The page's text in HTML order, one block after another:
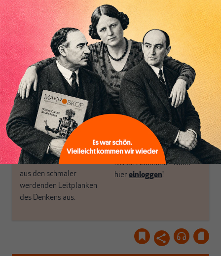
Inhaltsverzeichnis
postkeynesianischen
Perspektive und ist damit
in Deutschland einzigartig.
MAKROSKOP steht für
das große Ganze. Wir
haben einen Blick auf
Geld, Wirtschaft und
Politik, den Sie so
woanders nicht finden.
Dabei leben wir von
unseren Autoren, ihren
Recherchen, ihrem Wissen
und ihrem Enthusiasmus.
Gemeinsam scheren wir
aus den schmaler
werdenden Leitplanken
des Denkens aus.
eingerichtet haben. Wir
öffnen Fenster und
bringen frische Luft in die
engen und verstaubten
Debattenräume.
Brauchen Sie auch frische
Luft? Dann folgen Sie
einfach dem Button.
ABONNIEREN SIE
MAKROSKOP
Schon Abonnent? Dann
hiereinloggen!